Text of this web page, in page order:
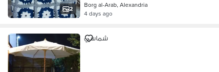
2
Borg al-Arab, Alexandria
4 days ago
شماسي